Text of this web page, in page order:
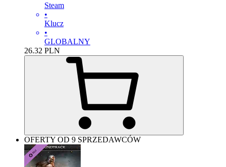
Steam
•
Klucz
•
GLOBALNY
26.32 PLN
OFERTY OD 9 SPRZEDAWCÓW